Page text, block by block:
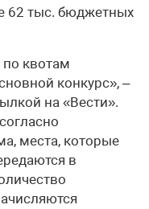
62 тыс. бюджетных
квотам
конкурс», –
на «Вести».
места, которые
в